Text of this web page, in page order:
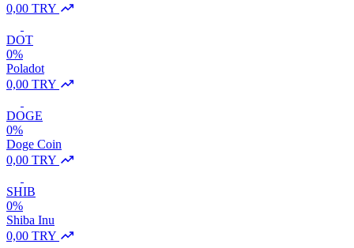
0,00 TRY
DOT
0%
Poladot
0,00 TRY
DOGE
0%
Doge Coin
0,00 TRY
SHIB
0%
Shiba Inu
0,00 TRY